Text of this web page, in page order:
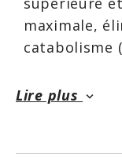
maximale,
catabolisme
Il a été
récupération
ingrédients
Lire plus keyboard_arrow_down